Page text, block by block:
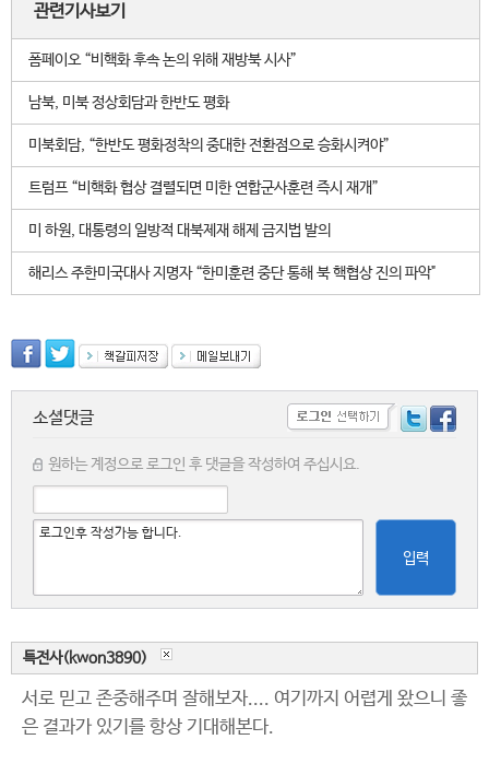
관련기사보기
폼페이오 “비핵화 후속 논의 위해 재방북 시사”
남북, 미북 정상회담과 한반도 평화
미북회담, “한반도 평화정착의 중대한 전환점으로 승화시켜야”
트럼프 “비핵화 협상 결렬되면 미한 연합군사훈련 즉시 재개”
미 하원, 대통령의 일방적 대북제재 해제 금지법 발의
해리스 주한미국대사 지명자 “한미훈련 중단 통해 북 핵협상 진의 파악"
소셜댓글
원하는 계정으로 로그인 후 댓글을 작성하여 주십시요.
입력
특전사(kwon3890)
서로 믿고 존중해주며 잘해보자.... 여기까지 어렵게 왔으니 좋
은 결과가 있기를 항상 기대해본다.